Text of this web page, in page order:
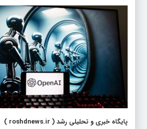
پایگاه خبری و تحلیلی رشد(
roshdnews.ir
)